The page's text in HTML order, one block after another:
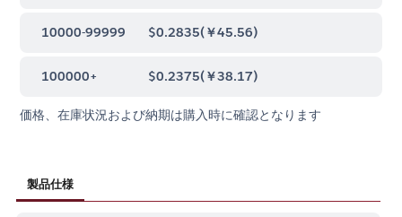
10000-99999 $0.2835(￥45.56)
100000+ $0.2375(￥38.17)
価格、在庫状況および納期は購入時に確認となります
製品仕様